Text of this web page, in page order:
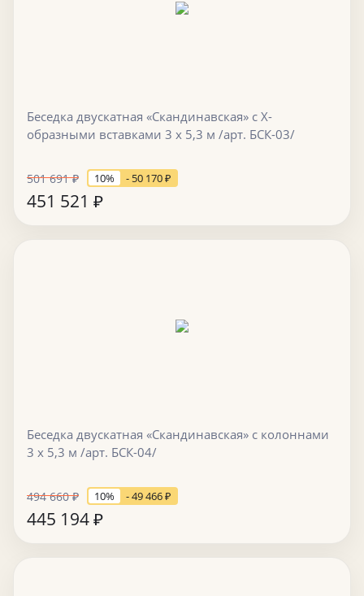
Беседка двускатная «Скандинавская» с Х-
образными вставками 3 х 5,3 м /арт. БСК-03/
501 691₽ 10% - 50 170₽
451 521 ₽
Беседка двускатная «Скандинавская» с колоннами
3 х 5,3 м /арт. БСК-04/
494 660₽ 10% - 49 466₽
445 194₽